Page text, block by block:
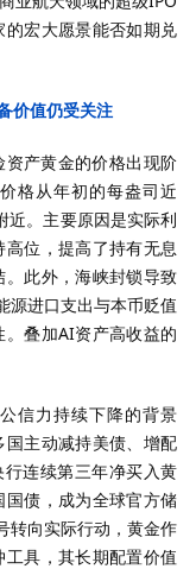
宏大愿景能否如期兑
价值仍受关注
产黄金的价格出现阶
格从年初的每盎司近
近。主要原因是实际利
位，提高了持有无息
此外，海峡封锁导致
源进口支出与本币贬值
叠加AI资产高收益的
信力持续下降的背景
主动减持美债、增配
连续第三年净买入黄
债，成为全球官方储
转向实际行动，黄金作
具，其长期配置价值